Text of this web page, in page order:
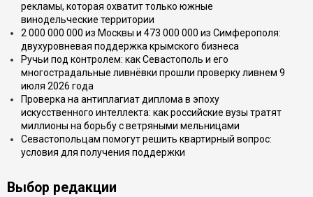
рекламы, которая охватит только южные
винодельческие территории
2 000 000 000 из Москвы и 473 000 000 из Симферополя:
двухуровневая поддержка крымского бизнеса
Ручьи под контролем: как Севастополь и его
многострадальные ливнёвки прошли проверку ливнем 9
июля 2026 года
Проверка на антиплагиат диплома в эпоху
искусственного интеллекта: как российские вузы тратят
миллионы на борьбу с ветряными мельницами
Севастопольцам помогут решить квартирный вопрос:
условия для получения поддержки
Выбор редакции